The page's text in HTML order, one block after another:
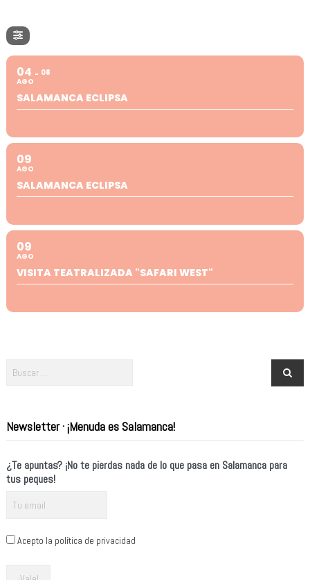
04
AGO
08
SALAMANCA ECLIPSA
09
AGO
SALAMANCA ECLIPSA
09
AGO
VISITA TEATRALIZADA "SAFARI WEST"
Newsletter · ¡Menuda es Salamanca!
¿Te apuntas? ¡No te pierdas nada de lo que pasa en Salamanca para
tus peques!
Acepto la política de privacidad